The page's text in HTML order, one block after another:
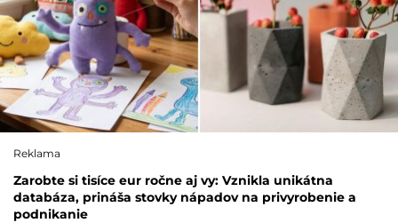
Reklama
Zarobte si tisíce eur ročne aj vy: Vznikla unikátna
databáza, prináša stovky nápadov na privyrobenie a
podnikanie